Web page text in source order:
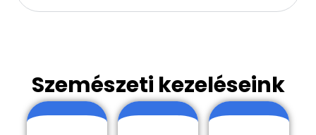
Szemészeti kezeléseink